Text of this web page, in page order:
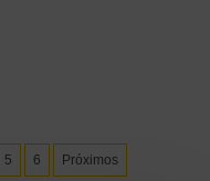
5 6 Próximos